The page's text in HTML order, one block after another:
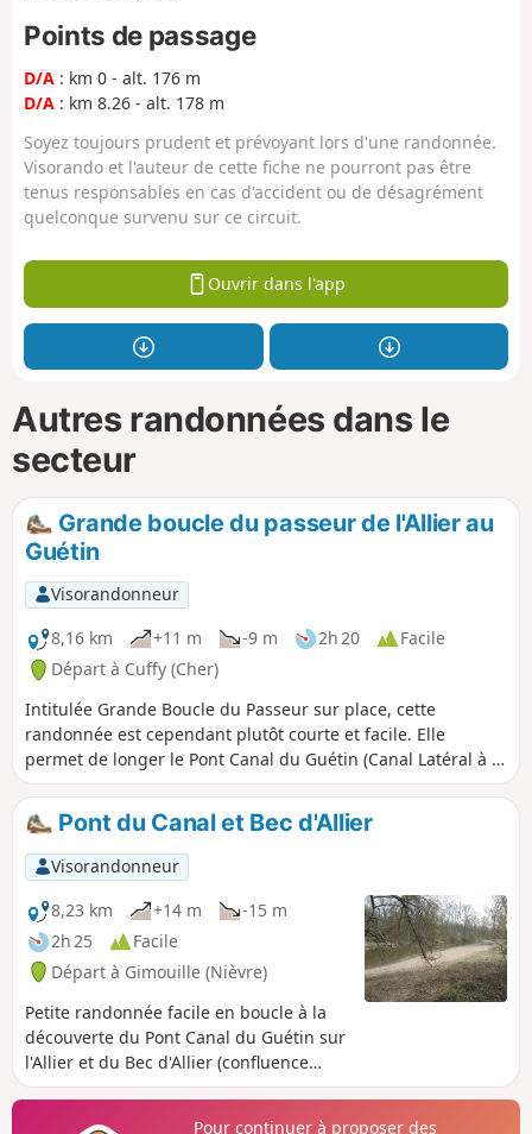
Points de passage
D/A : km 0 - alt. 176 m
D/A : km 8.26 - alt. 178 m
Soyez toujours prudent et prévoyant lors d'une randonnée.
Visorando et l'auteur de cette fiche ne pourront pas être
tenus responsables en cas d'accident ou de désagrément
quelconque survenu sur ce circuit.
Ouvrir dans l'app
Autres randonnées dans le
secteur
Grande boucle du passeur de l'Allier au
Guétin
Visorandonneur
8,16 km
+11 m -9 m 2h 20
Facile
Départ à Cuffy (Cher)
Intitulée Grande Boucle du Passeur sur place, cette
randonnée est cependant plutôt courte et facile. Elle
permet de longer le Pont Canal du Guétin (Canal Latéral à la
Loire au dessus de l'Allier) avant de rejoindre le Bec d'Allier
(confluence avec la Loire) par la rive droite de la rivière, sur
un sentier ponctué de panneaux d'informations et de
quelques passerelles et observatoires. Le retour se fait par
les sous-bois puis à travers champs en passant par le
village de Gimouille sur le canal.
Pont du Canal et Bec d'Allier
Visorandonneur
8,23 km
+14 m
-15 m
2h 25
Facile
Départ à Gimouille (Nièvre)
Petite randonnée facile en boucle à la
découverte du Pont Canal du Guétin sur
l'Allier et du Bec d'Allier (confluence
Loire /Allier) au départ du village de
Pour continuer à proposer des